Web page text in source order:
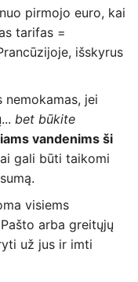
pirmojo euro, kai
tarifas =
išskyrus
jei
bet būkite
vandenims ši
gali būti taikomi
visiems
arba greitųjų
už jus ir imti